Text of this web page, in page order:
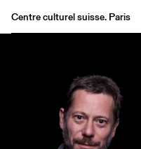
Centre culturel suisse. Paris